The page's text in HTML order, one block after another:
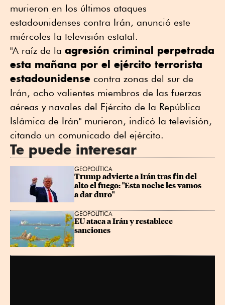
murieron en los últimos ataques
estadounidenses contra Irán, anunció este
miércoles la televisión estatal.
"A raíz de la agresión criminal perpetrada
esta mañana por el ejército terrorista
estadounidense contra zonas del sur de
Irán, ocho valientes miembros de las fuerzas
aéreas y navales del Ejército de la República
Islámica de Irán" murieron, indicó la televisión,
citando un comunicado del ejército.
Te puede interesar
GEOPOLÍTICA
Trump advierte a Irán tras fin del
alto el fuego: "Esta noche les vamos
a dar duro"
GEOPOLÍTICA
EU ataca a Irán y restablece
sanciones